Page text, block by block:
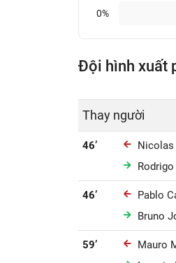
0%
Đội hình xuất
Thay người
46’
Nicolas
46’
Pablo
Bruno
59’
Mauro